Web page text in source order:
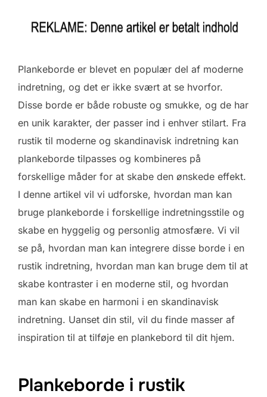
Plankeborde er blevet en populær del af moderne
indretning, og det er ikke svært at se hvorfor.
Disse borde er både robuste og smukke, og de har
en unik karakter, der passer ind i enhver stilart. Fra
rustik til moderne og skandinavisk indretning kan
plankeborde tilpasses og kombineres på
forskellige måder for at skabe den ønskede effekt.
I denne artikel vil vi udforske, hvordan man kan
bruge plankeborde i forskellige indretningsstile og
skabe en hyggelig og personlig atmosfære. Vi vil
se på, hvordan man kan integrere disse borde i en
rustik indretning, hvordan man kan bruge dem til at
skabe kontraster i en moderne stil, og hvordan
man kan skabe en harmoni i en skandinavisk
indretning. Uanset din stil, vil du finde masser af
inspiration til at tilføje en plankebord til dit hjem.
Plankeborde i rustik